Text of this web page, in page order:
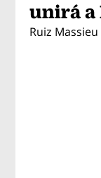
unirá a
Ruiz